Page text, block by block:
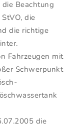
Beachtung
die
die richtige
Fahrzeugen mit
Schwerpunkt
die